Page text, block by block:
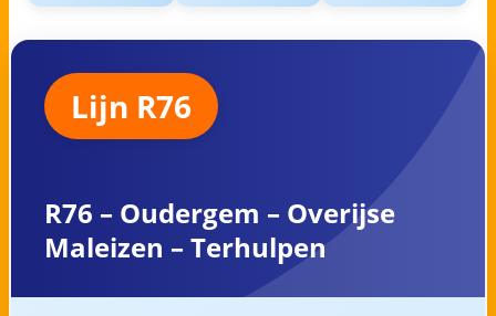
Lijn R76
R76 – Oudergem – Overijse
Maleizen – Terhulpen